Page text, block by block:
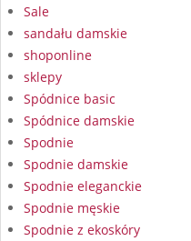
Sale
sandału damskie
shoponline
sklepy
Spódnice basic
Spódnice damskie
Spodnie
Spodnie damskie
Spodnie eleganckie
Spodnie męskie
Spodnie z ekoskóry